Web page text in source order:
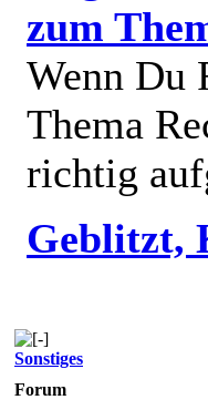
zum
Wenn Du
Thema
richtig
Geblitzt,
Sonstiges
Forum